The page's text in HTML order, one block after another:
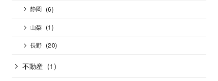
静岡 (6)
山梨 (1)
長野 (20)
不動産 (1)